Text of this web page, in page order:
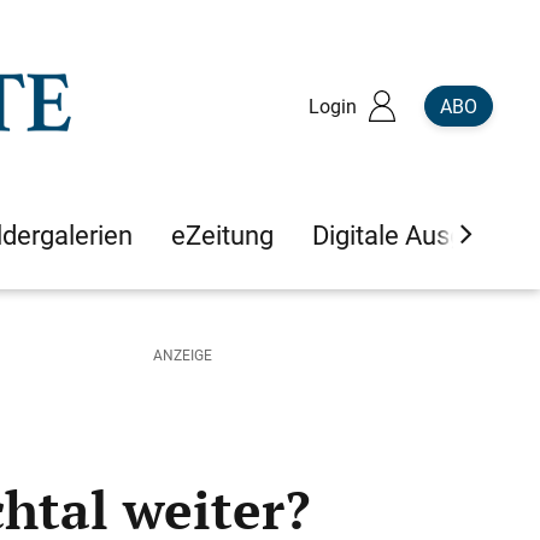
Login ABO
eZeitung Digitale Ausgaben
weiter?